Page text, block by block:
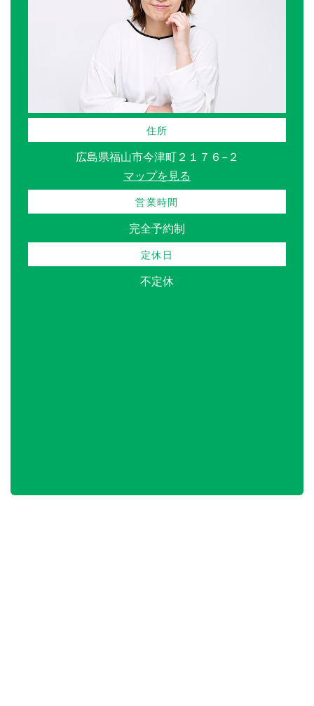
住所
広島県福山市今津町２１７６−２
マップを見る
営業時間
完全予約制
定休日
不定休